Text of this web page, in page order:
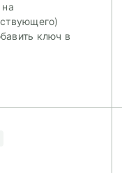
ключ в